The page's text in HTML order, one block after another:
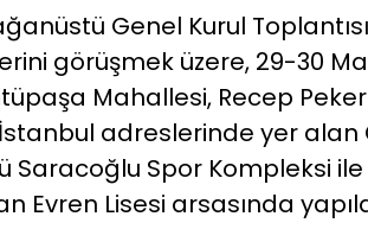
Genel Kurul
görüşmek üzere, 29-30
Mahallesi, Recep
İstanbul adreslerinde yer
Saracoğlu Spor Kompleksi
Evren Lisesi arsasında